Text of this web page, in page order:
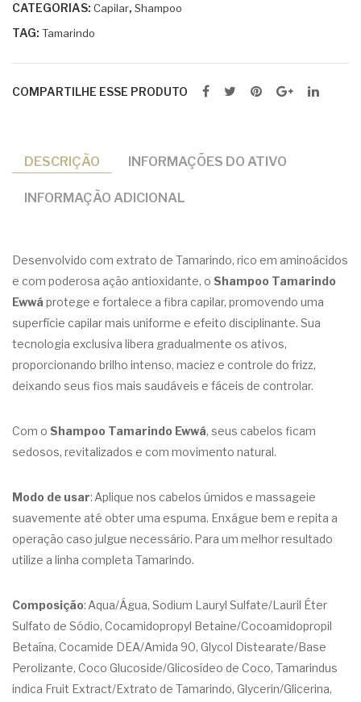
CATEGORIAS: Capilar, Shampoo
TAG: Tamarindo
COMPARTILHE ESSE PRODUTO
DESCRIÇÃO INFORMAÇÕES DO ATIVO
INFORMAÇÃO ADICIONAL
Desenvolvido com extrato de Tamarindo, rico em aminoácidos
e com poderosa ação antioxidante, o Shampoo Tamarindo
Ewwá protege e fortalece a fibra capilar, promovendo uma
superfície capilar mais uniforme e efeito disciplinante. Sua
tecnologia exclusiva libera gradualmente os ativos,
proporcionando brilho intenso, maciez e controle do frizz,
deixando seus fios mais saudáveis e fáceis de controlar.
Com o Shampoo Tamarindo Ewwá, seus cabelos ficam
sedosos, revitalizados e com movimento natural.
Modo de usar: Aplique nos cabelos úmidos e massageie
suavemente até obter uma espuma. Enxágue bem e repita a
operação caso julgue necessário. Para um melhor resultado
utilize a linha completa Tamarindo.
Composição: Aqua/Água, Sodium Lauryl Sulfate/Lauril Éter
Sulfato de Sódio, Cocamidopropyl Betaine/Cocoamidopropil
Betaína, Cocamide DEA/Amida 90, Glycol Distearate/Base
Perolizante, Coco Glucoside/Glicosídeo de Coco, Tamarindus
indica Fruit Extract/Extrato de Tamarindo, Glycerin/Glicerina,